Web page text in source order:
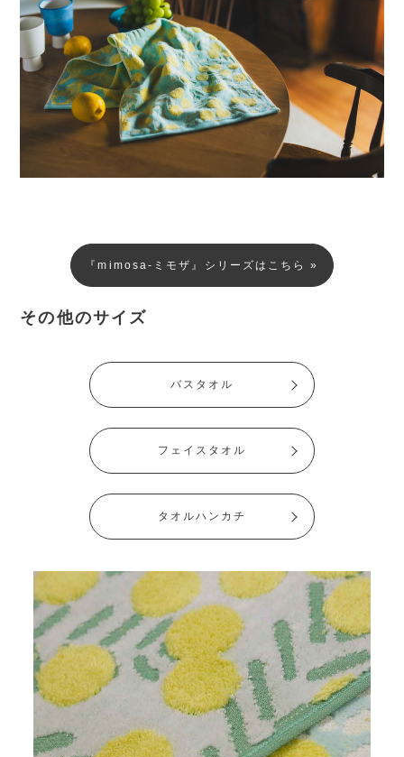
『mimosa-ミモザ』シリーズはこちら »
その他のサイズ
バスタオル
フェイスタオル
タオルハンカチ